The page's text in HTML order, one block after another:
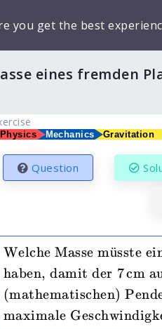
you get the best
eines fremden
Physics Mechanics Gravitation
Question
Welche Masse müsste
haben, damit der 7cm
(mathematischen)
maximale